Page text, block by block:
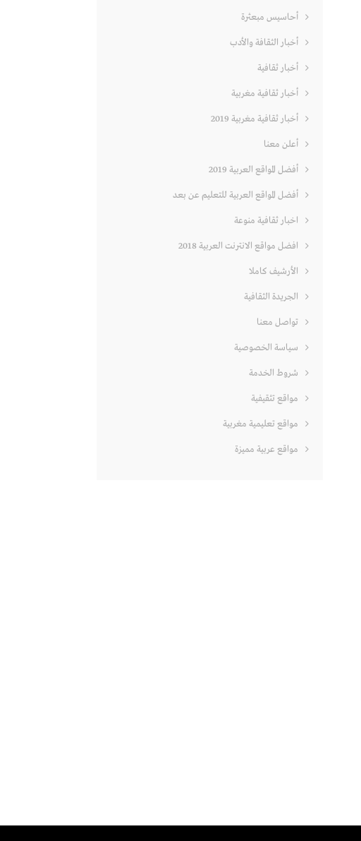
أحاسيس مبعثرة
أخبار الثقافة والأدب
أخبار ثقافية
أخبار ثقافية مغربية
أخبار ثقافية مغربية 2019
أعلن معنا
أفضل المواقع العربية 2019
أفضل المواقع العربية للتعليم عن بعد
اخبار ثقافية منوعة
افضل مواقع الانترنت العربية 2018
الأرشيف كاملا
الجريدة الثقافية
تواصل معنا
سياسة الخصوصية
شروط الخدمة
مواقع تثقيفية
مواقع تعليمية مغربية
مواقع عربية مميزة